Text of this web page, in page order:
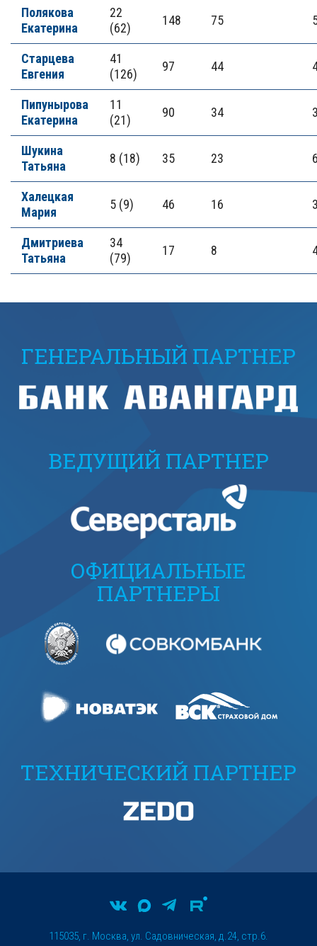
Полякова
Екатерина
22
(62)
148 75
Старцева
Евгения
41
(126)
97 44
Пипунырова
Екатерина
11
(21)
90 34
Шукина
Татьяна
8 (18) 35 23
Халецкая
Мария
5 (9) 46 16
Дмитриева
Татьяна
34
(79)
17 8
ГЕНЕРАЛЬНЫЙ ПАРТНЕР
ВЕДУЩИЙ ПАРТНЕР
ОФИЦИАЛЬНЫЕ
ПАРТНЕРЫ
ТЕХНИЧЕСКИЙ ПАРТНЕР
115035, г. Москва, ул. Садовническая, д.24, стр.6.